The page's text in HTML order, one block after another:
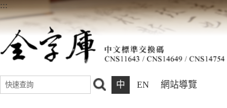
:::
中 EN 網站導覽